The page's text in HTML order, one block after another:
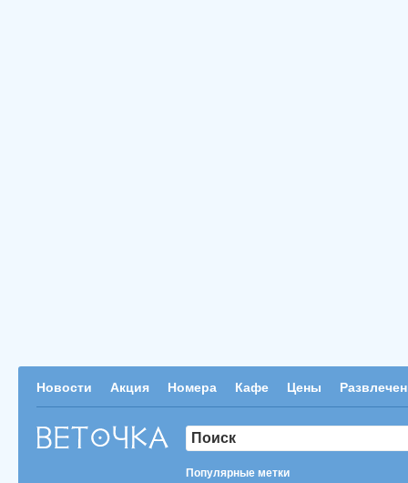
Новости Акция Номера Кафе Цены
Популярные метки